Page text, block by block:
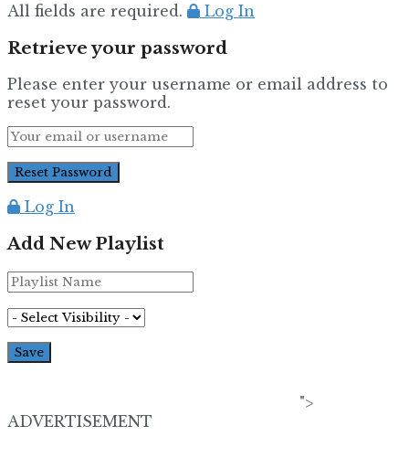
All fields are required. Log In
Retrieve your password
Please enter your username or email address to
reset your password.
Log In
Add New Playlist
">
ADVERTISEMENT